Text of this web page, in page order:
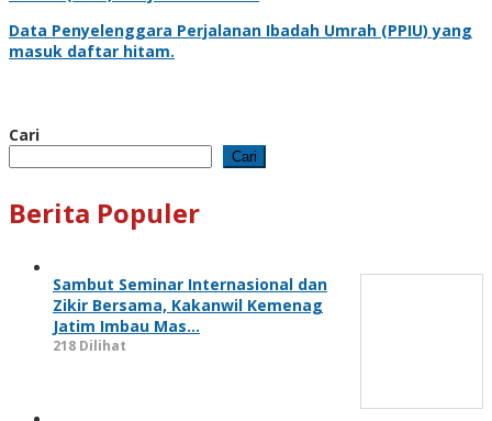
Data Penyelenggara Perjalanan Ibadah Umrah (PPIU) yang
masuk daftar hitam.
Cari
Cari
Berita Populer
Sambut Seminar Internasional dan
Zikir Bersama, Kakanwil Kemenag
Jatim Imbau Mas…
218 Dilihat